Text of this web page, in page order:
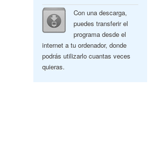
Con una descarga,
puedes transferir el
programa desde el
internet a tu ordenador, donde
podrás utilizarlo cuantas veces
quieras.